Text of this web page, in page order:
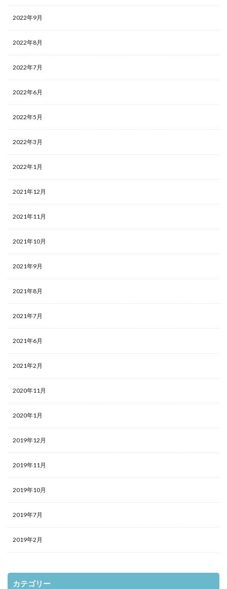
2022年9月
2022年8月
2022年7月
2022年6月
2022年5月
2022年3月
2022年1月
2021年12月
2021年11月
2021年10月
2021年9月
2021年8月
2021年7月
2021年6月
2021年2月
2020年11月
2020年1月
2019年12月
2019年11月
2019年10月
2019年7月
2019年2月
カテゴリー